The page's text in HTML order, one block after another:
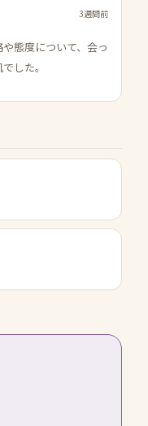
3週間前
態度について、会っ
した。